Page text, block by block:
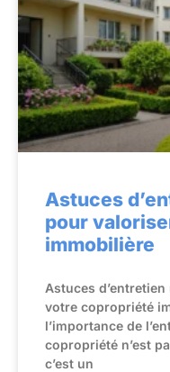
Astuces
pour
immobilière
Astuces
votre copropriété
l’importance de
copropriété n’est
c’est un